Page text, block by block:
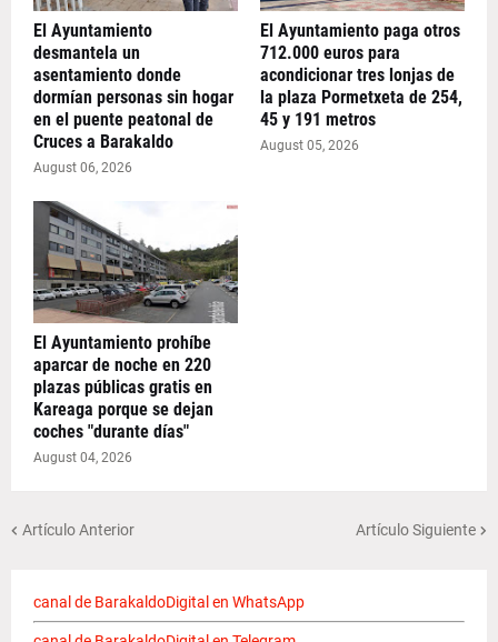
El Ayuntamiento
desmantela un
asentamiento donde
dormían personas sin hogar
en el puente peatonal de
Cruces a Barakaldo
August 06, 2026
El Ayuntamiento paga otros
712.000 euros para
acondicionar tres lonjas de
la plaza Pormetxeta de 254,
45 y 191 metros
August 05, 2026
El Ayuntamiento prohíbe
aparcar de noche en 220
plazas públicas gratis en
Kareaga porque se dejan
coches "durante días"
August 04, 2026
Artículo Anterior Artículo Siguiente
canal de BarakaldoDigital en WhatsApp